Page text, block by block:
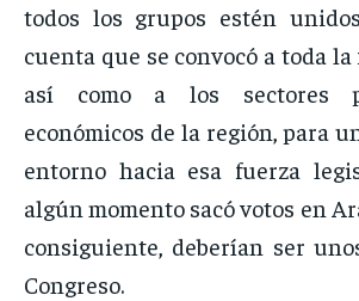
todos los grupos estén
cuenta que se convocó a toda
así como a los sectores
económicos de la región, para
entorno hacia esa fuerza
algún momento sacó votos en
consiguiente, deberían ser
Congreso.